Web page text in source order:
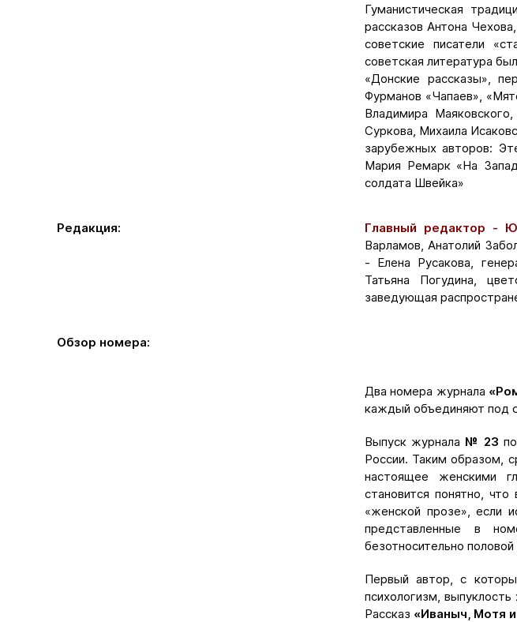
Гуманистическая
рассказов Антона
советские писатели
советская литература
«Донские рассказы»,
Фурманов «Чапаев»,
Владимира
Суркова, Михаила
зарубежных авторов:
Мария Ремарк «На
солдата Швейка»
Редакция: Главный редактор -
Варламов, Анатолий
- Елена Русакова,
Татьяна Погудина,
заведующая
Обзор номера:
Два номера журнала
каждый объединяют под
Выпуск журнала № 23
России. Таким образом,
настоящее женскими
становится понятно,
«женской прозе», если
представленные в
безотносительно
Первый автор, с
психологизм,
Рассказ «Иваныч, Мотя